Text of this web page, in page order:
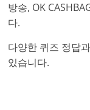
방송, OK
다.
다양한 퀴즈 정답
있습니다.